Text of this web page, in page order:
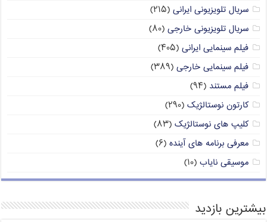
سریال تلویزیونی ایرانی (۲۱۵)
سریال تلویزیونی خارجی (۸۰)
فیلم سینمایی ایرانی (۴۰۵)
فیلم سینمایی خارجی (۳۸۹)
فیلم مستند (۹۴)
کارتون نوستالژیک (۲۹۰)
کلیپ های نوستالژیک (۸۳)
معرفی برنامه های آینده (۶)
موسیقی نایاب (۱۰)
بیشترین بازدید